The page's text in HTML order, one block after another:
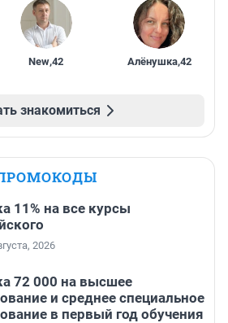
New,42 Алёнушка,42
знакомиться
11% на все курсы
2026
72 000 на высшее
и среднее специальное
в первый год обучения